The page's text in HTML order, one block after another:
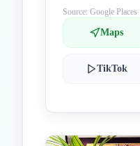
Source: Google Places
Maps
TikTok